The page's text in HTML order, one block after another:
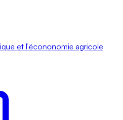
et l'écononomie agricole